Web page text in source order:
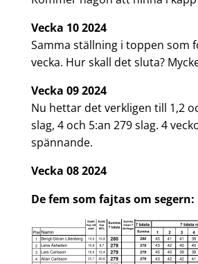
Vecka 10 2024
Samma ställning i toppen som
vecka. Hur skall det sluta?
Vecka 09 2024
Nu hettar det verkligen till 1,2
slag, 4 och 5:an 279 slag. 4
spännande.
Vecka 08 2024
De fem som fajtas om segern: